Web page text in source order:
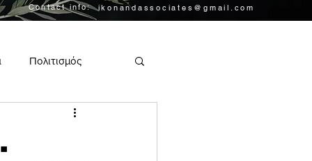
ikonandassociates@gmail.com
Contact info:
Πολιτισμός